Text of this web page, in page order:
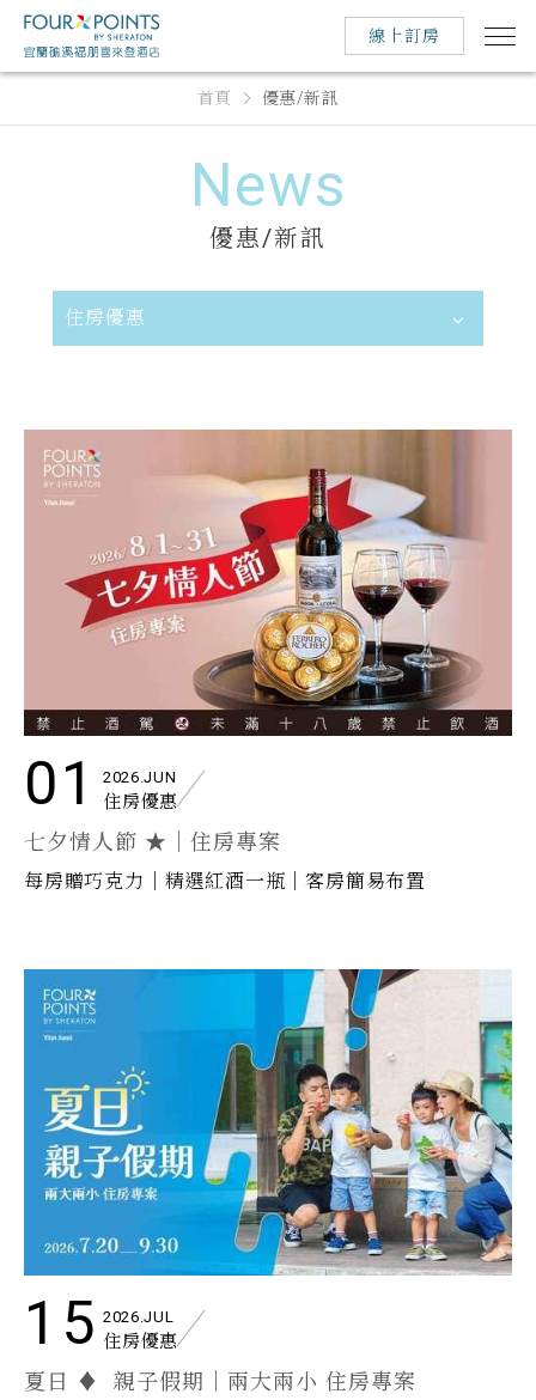
首頁 優惠/新訊
News
優惠/新訊
住房優惠
01 2026.JUN
住房優惠
七夕情人節 ★｜住房專案
每房贈巧克力｜精選紅酒一瓶｜客房簡易布置
15 2026.JUL
住房優惠
夏日 ♦ 親子假期｜兩大兩小 住房專案
線上訂房